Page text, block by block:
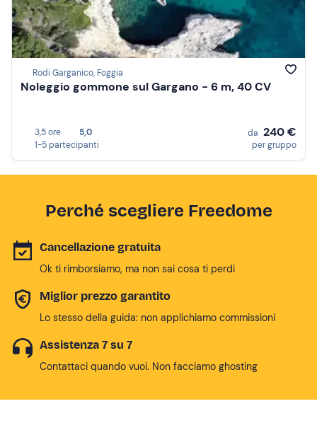
Rodi Garganico, Foggia
Noleggio gommone sul Gargano - 6 m, 40 CV
3,5 ore
5,0
1-5 partecipanti
da 240 €
per gruppo
Perché scegliere Freedome
Cancellazione gratuita
Ok ti rimborsiamo, ma non sai cosa ti perdi
Miglior prezzo garantito
Lo stesso della guida: non applichiamo commissioni
Assistenza 7 su 7
Contattaci quando vuoi. Non facciamo ghosting